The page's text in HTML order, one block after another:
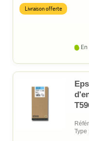
Livraison offerte
Type